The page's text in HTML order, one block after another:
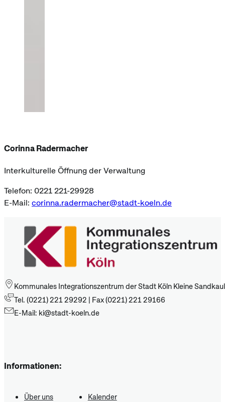
Corinna Radermacher
Interkulturelle Öffnung der Verwaltung
Telefon: 0221 221-29928
E-Mail: corinna.radermacher@stadt-koeln.de
Kommunales Integrationszentrum der Stadt Köln Kleine
Tel. (0221) 221 29292 | Fax (0221) 221 29166
E-Mail: ki@stadt-koeln.de
Informationen:
Über uns Kalender